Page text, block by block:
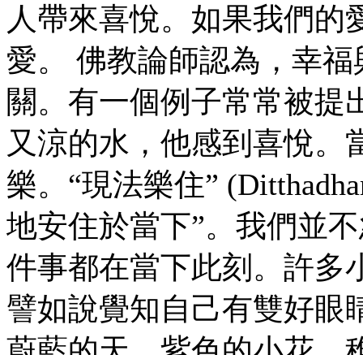
人帶來喜悅。如果我們的
愛。 佛教論師認為，幸
關。有一個例子常常被提
又涼的水，他感到喜悅。
樂。“現法樂住”
地安住於當下”。我們並
件事都在當下此刻。許多
譬如說覺知自己有雙好眼